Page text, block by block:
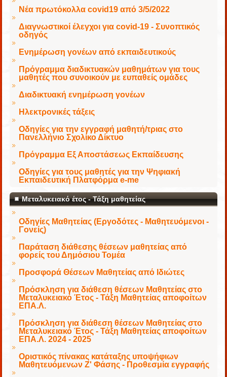
Νέα πρωτόκολλα covid19 από 3/5/2022
Διαγνωστικοί έλεγχοι για covid-19 - Συνοπτικός
οδηγός
Ενημέρωση γονέων από εκπαιδευτικούς
Πρόγραμμα διαδικτυακών μαθημάτων για τους
μαθητές που συνοικούν με ευπαθείς ομάδες
Διαδικτυακή ενημέρωση γονέων
Ηλεκτρονικές τάξεις
Οδηγίες για την εγγραφή μαθητή/τριας στο
Πανελλήνιο Σχολίκο Δίκτυο
Πρόγραμμα Εξ Αποστάσεως Εκπαίδευσης
Οδηγίες για τους μαθητές για την Ψηφιακή
Εκπαιδευτική Πλατφόρμα e-me
Μεταλυκειακό έτος - Τάξη μαθητείας
Οδηγίες Μαθητείας (Εργοδότες - Μαθητευόμενοι -
Γονείς)
Παράταση διάθεσης θέσεων μαθητείας από
φορείς του Δημόσιου Τομέα
Προσφορά Θέσεων Μαθητείας από Ιδιώτες
Πρόσκληση για διάθεση θέσεων Μαθητείας στο
Μεταλυκειακό Έτος - Τάξη Μαθητείας αποφοίτων
ΕΠΑ.Λ.
Πρόσκληση για διάθεση θέσεων Μαθητείας στο
Μεταλυκειακό Έτος - Τάξη Μαθητείας αποφοίτων
ΕΠΑ.Λ. 2024 - 2025
Οριστικός πίνακας κατάταξης υποψήφιων
Μαθητευόμενων Ζ' Φάσης - Προθεσμία εγγραφής